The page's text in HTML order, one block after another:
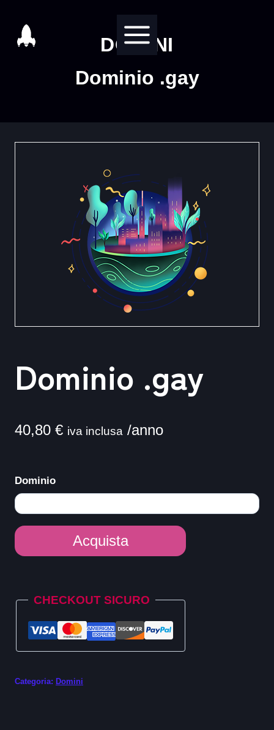
contenuto
DOMINI
Dominio .gay
Dominio .gay
40,80 € iva inclusa /anno
Dominio
Dominio
.gay
Acquista
CHECKOUT SICURO
Categoria: Domini